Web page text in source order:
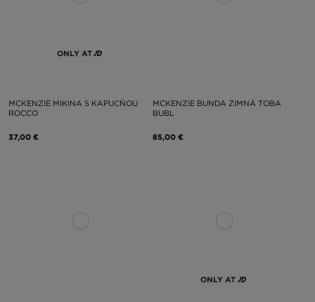
ONLY AT
MCKENZIE MIKINA S KAPUCŇOU
ROCCO
37,00 €
MCKENZIE BUNDA ZIMNÁ TOBA
BUBL
85,00 €
ONLY AT